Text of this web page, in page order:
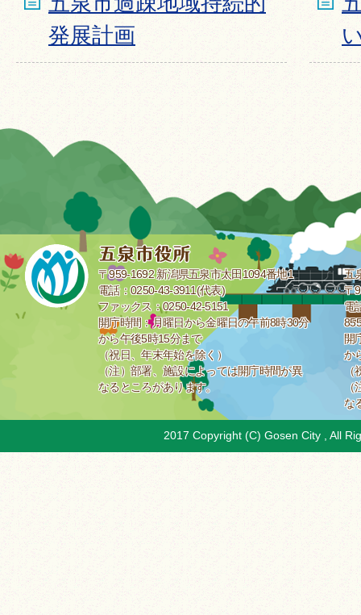
発展計画
〒959-1692 新潟県五泉市太田1094番地1
電話：0250-43-3911(代表)
ファックス：0250-42-5151
開庁時間：月曜日から金曜日の午前8時30分
から午後5時15分まで
（祝日、年末年始を除く）
（注）部署、施設によっては開庁時間が異
なるところがあります。
五
〒
電
開
か
な
2017 Copyright (C) Gosen City , All